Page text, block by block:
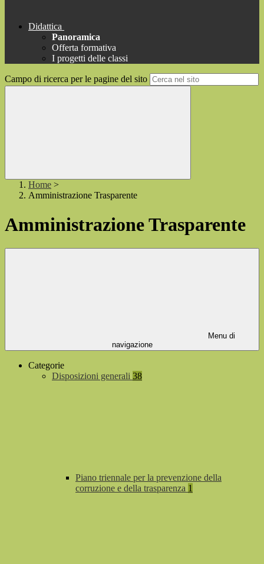
Didattica
Panoramica
Offerta formativa
I progetti delle classi
Campo di ricerca per le pagine del sito
Home >
Amministrazione Trasparente
Amministrazione Trasparente
Menu di
navigazione
Categorie
Disposizioni generali 38
Piano triennale per la prevenzione della
corruzione e della trasparenza 1